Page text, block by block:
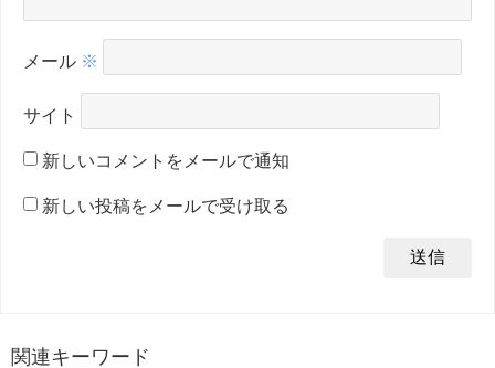
メール ※
サイト
新しいコメントをメールで通知
新しい投稿をメールで受け取る
関連キーワード